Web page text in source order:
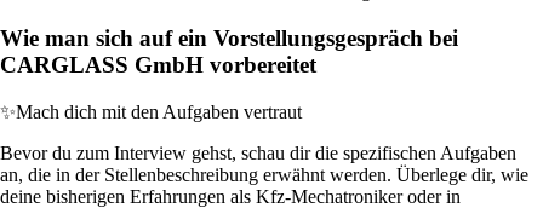
Wie man sich auf ein Vorstellungsgespräch bei
CARGLASS GmbH vorbereitet
✨Mach dich mit den Aufgaben vertraut
Bevor du zum Interview gehst, schau dir die spezifischen Aufgaben
an, die in der Stellenbeschreibung erwähnt werden. Überlege dir, wie
deine bisherigen Erfahrungen als Kfz-Mechatroniker oder in